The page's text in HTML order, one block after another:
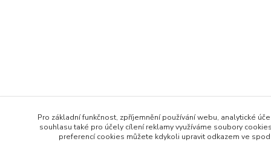
Pro základní funkčnost, zpříjemnění používání webu, analytické
souhlasu také pro účely cílení reklamy využíváme soubory
preferencí cookies můžete kdykoli upravit odkazem ve